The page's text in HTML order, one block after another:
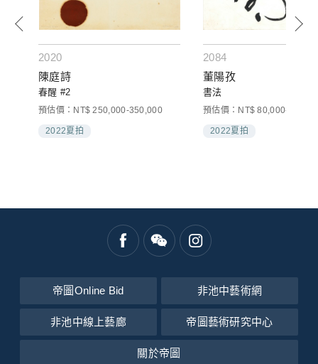
2020
陳庭詩
春醒 #2
預估價：NT$ 250,000-350,000
2022夏拍
2084
董陽孜
書法
預估價：NT$ 80,000-
2022夏拍
帝圖Online Bid 非池中藝術網
非池中線上藝廊 帝圖藝術研究中心
關於帝圖